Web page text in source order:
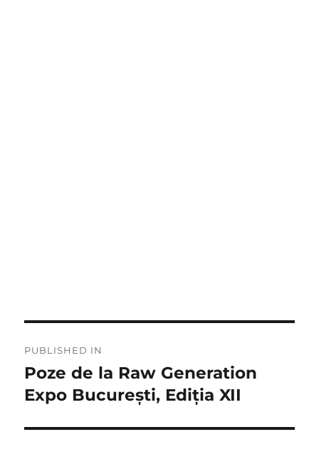
navigation
PUBLISHED IN
Poze de la Raw Generation
Expo București, Ediția XII